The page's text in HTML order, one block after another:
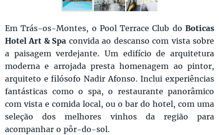
Em Trás-os-Montes, o Pool Terrace Club do Boticas
Hotel Art & Spa convida ao descanso com vista sobre
a paisagem verdejante. Um edifício de arquitetura
moderna e arrojada presta homenagem ao pintor,
arquiteto e filósofo Nadir Afonso. Inclui experiências
fantásticas como o spa, o restaurante panorâmico
com vista e comida local, ou o bar do hotel, com uma
seleção dos melhores vinhos da região para
acompanhar o pôr-do-sol.